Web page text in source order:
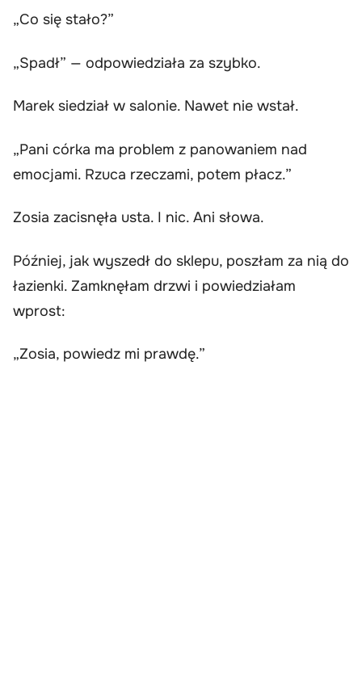
„Co się stało?”
„Spadł” — odpowiedziała za szybko.
Marek siedział w salonie. Nawet nie wstał.
„Pani córka ma problem z panowaniem nad
emocjami. Rzuca rzeczami, potem płacz.”
Zosia zacisnęła usta. I nic. Ani słowa.
Później, jak wyszedł do sklepu, poszłam za nią do
łazienki. Zamknęłam drzwi i powiedziałam
wprost:
„Zosia, powiedz mi prawdę.”